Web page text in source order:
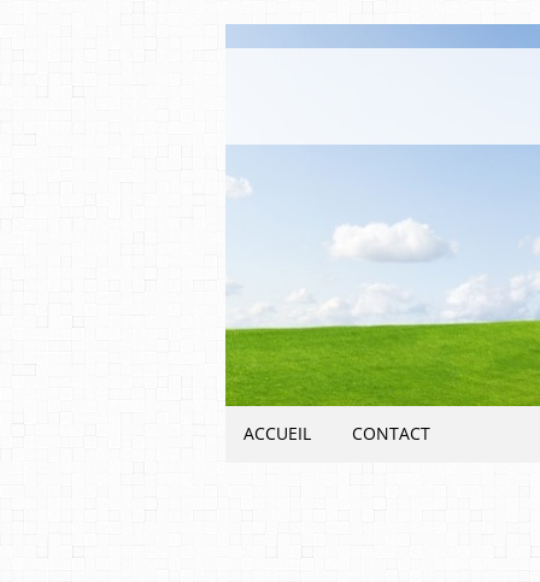
ACCUEIL CONTACT